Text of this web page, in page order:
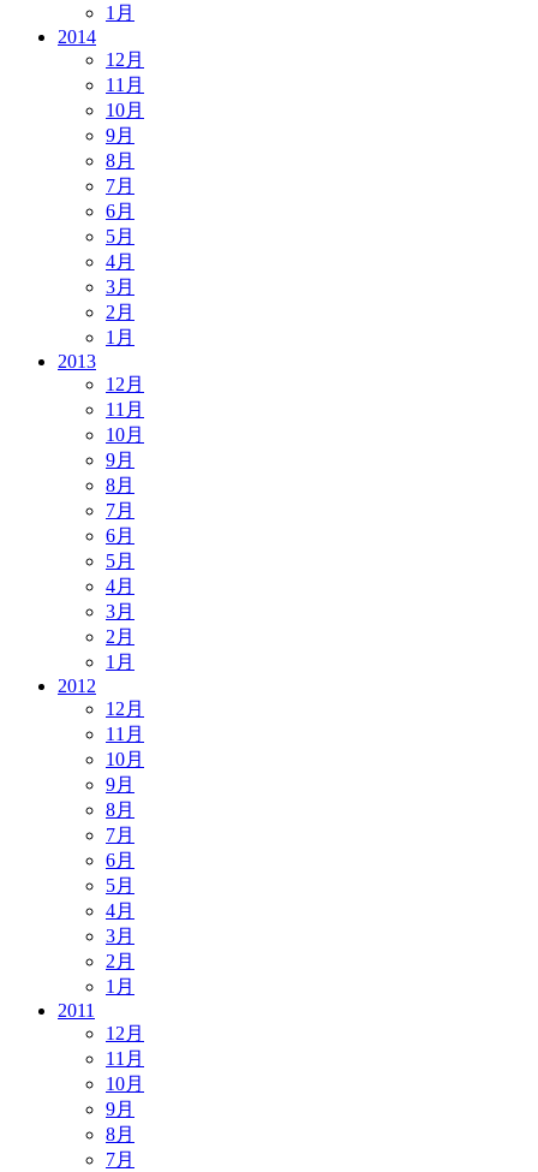
1月
2014
12月
11月
10月
9月
8月
7月
6月
5月
4月
3月
2月
1月
2013
12月
11月
10月
9月
8月
7月
6月
5月
4月
3月
2月
1月
2012
12月
11月
10月
9月
8月
7月
6月
5月
4月
3月
2月
1月
2011
12月
11月
10月
9月
8月
7月